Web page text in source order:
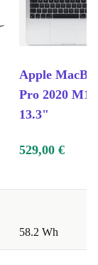
Apple
Pro 2020 M1 |
13.3"
529,00 €
58.2 Wh